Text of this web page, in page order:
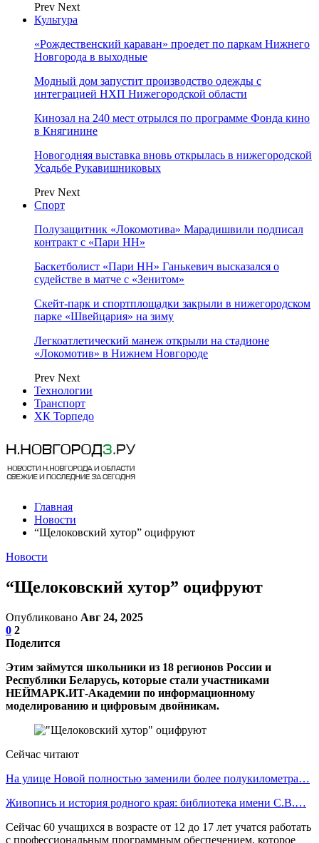
Prev Next
Культура
«Рождественский караван» проедет по паркам Нижнего
Новгорода в выходные
Модный дом запустит производство одежды с
интеграцией НХП Нижегородской области
Кинозал на 240 мест отрылся по программе Фонда кино
в Княгинине
Новогодняя выставка вновь открылась в нижегородской
Усадьбе Рукавишниковых
Prev Next
Спорт
Полузащитник «Локомотива» Марадишвили подписал
контракт с «Пари НН»
Баскетболист «Пари НН» Ганькевич высказался о
судействе в матче с «Зенитом»
Скейт-парк и спортплощадки закрыли в нижегородском
парке «Швейцария» на зиму
Легкоатлетический манеж открыли на стадионе
«Локомотив» в Нижнем Новгороде
Prev Next
Технологии
Транспорт
ХК Торпедо
Главная
Новости
“Щелоковский хутор” оцифруют
Новости
“Щелоковский хутор” оцифруют
Опубликовано Авг 24, 2025
0 2
Поделится
Этим займутся школьники из 18 регионов России и
Республики Беларусь, которые стали участниками
НЕЙМАРК.ИТ-Академии по информационному
моделированию и цифровым двойникам.
Сейчас читают
На улице Новой полностью заменили более полукилометра…
Живопись и история родного края: библиотека имени С.В.…
Сейчас 60 учащихся в возрасте от 12 до 17 лет учатся работать
с профессиональным программным обеспечением, которое